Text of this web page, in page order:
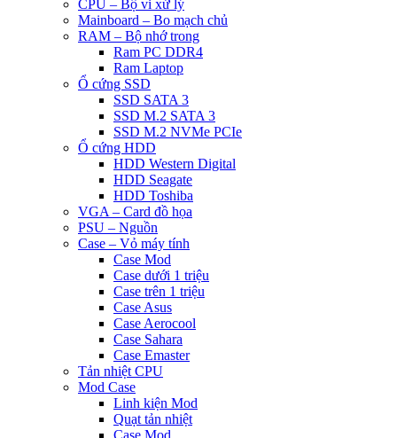
CPU – Bộ vi xử lý
Mainboard – Bo mạch chủ
RAM – Bộ nhớ trong
Ram PC DDR4
Ram Laptop
Ổ cứng SSD
SSD SATA 3
SSD M.2 SATA 3
SSD M.2 NVMe PCIe
Ổ cứng HDD
HDD Western Digital
HDD Seagate
HDD Toshiba
VGA – Card đồ họa
PSU – Nguồn
Case – Vỏ máy tính
Case Mod
Case dưới 1 triệu
Case trên 1 triệu
Case Asus
Case Aerocool
Case Sahara
Case Emaster
Tản nhiệt CPU
Mod Case
Linh kiện Mod
Quạt tản nhiệt
Case Mod